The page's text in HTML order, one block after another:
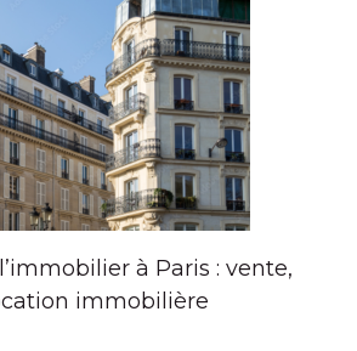
à Paris : vente,
immobilière